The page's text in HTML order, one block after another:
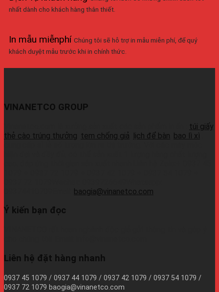
nhất dành cho khách hàng thân thiết.
In mẫu miễnphí Chúng tôi sẽ hỗ trợ in mẫu miễn phí, để quý
khách duyệt mẫu trước khi in chính thức.
VINANETCO GROUP
túi giấy
thẻ cào trúng thưởng tem chống giả lịch để bàn bao lì xì
baogia@vinanetco.com
Ý kiến bạn đọc
Liên hệ đặt hàng nhanh
0937 45 1079 / 0937 44 1079 / 0937 42 1079 / 0937 54 1079 /
0937 72 1079 baogia@vinanetco.com